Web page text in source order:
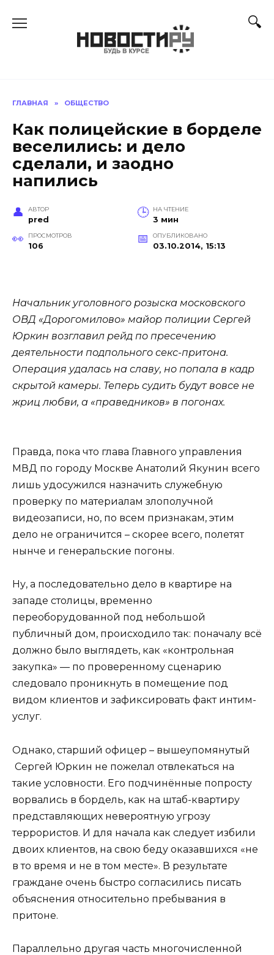
ГЛАВНАЯ » ОБЩЕСТВО
Как полицейские в борделе
веселились: и дело
сделали, и заодно
напились
АВТОР
pred
НА ЧТЕНИЕ
3 мин
ПРОСМОТРОВ
106
ОПУБЛИКОВАНО
03.10.2014, 15:13
Начальник уголовного розыска московского
ОВД «Дорогомилово» майор полиции Сергей
Юркин возглавил рейд по пресечению
деятельности подпольного секс-притона.
Операция удалась на славу, но попала в кадр
скрытой камеры. Теперь судить будут вовсе не
жриц любви, а «праведников» в погонах.
Правда, пока что глава Главного управления
МВД по городу Москве Анатолий Якунин всего
лишь удосужился назначить служебную
проверку по материалам злополучной
видеозаписи, но, по всем признакам, этим
дело не ограничится – скорее всего, полетят
нынче и генеральские погоны.
Ну, а последовательно дело в квартире на
западе столицы, временно
переоборудованной под небольшой
публичный дом, происходило так: поначалу всё
должно было выглядеть, как «контрольная
закупка» — по проверенному сценарию
следовало проникнуть в помещение под
видом клиентов и зафиксировать факт интим-
услуг.
Однако, старший офицер – вышеупомянутый
Сергей Юркин не пожелал отвлекаться на
такие условности. Его подчинённые попросту
ворвались в бордель, как на штаб-квартиру
представляющих невероятную угрозу
террористов. И для начала как следует избили
двоих клиентов, на свою беду оказавшихся «не
в то время и не в том месте». В результате
граждане очень быстро согласились писать
объяснения относительно пребывания в
притоне.
Параллельно другая часть многочисленной